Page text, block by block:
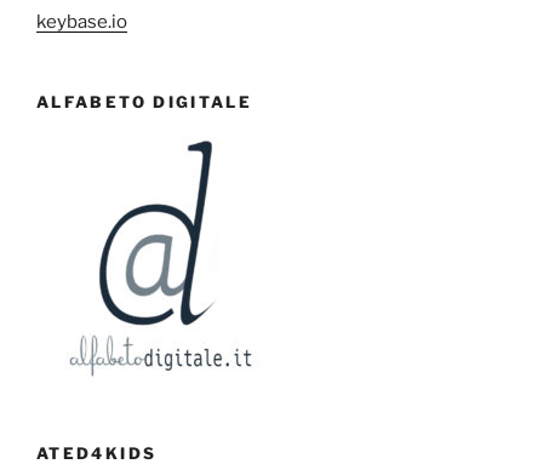
keybase.io
ALFABETO DIGITALE
ATED4KIDS